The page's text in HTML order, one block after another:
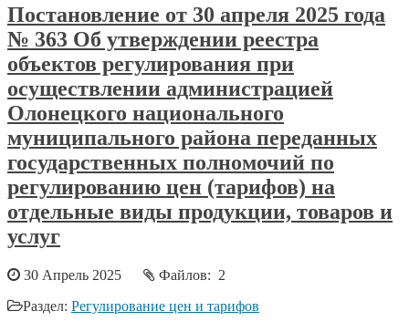
Постановление от 30 апреля 2025 года
№ 363 Об утверждении реестра
объектов регулирования при
осуществлении администрацией
Олонецкого национального
муниципального района переданных
государственных полномочий по
регулированию цен (тарифов) на
отдельные виды продукции, товаров и
услуг
30 Апрель 2025
Файлов: 2
Раздел: Регулирование цен и тарифов